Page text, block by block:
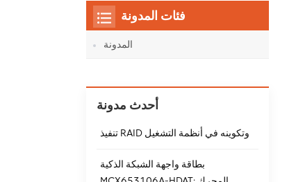
فئات المدونة
المدونة
أحدث مدونة
تنفيذ RAID وتكوينه في أنظمة التشغيل
بطاقة واجهة الشبكة الذكية